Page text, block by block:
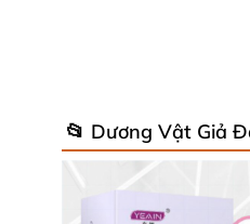
Chống nước :
Trọng lượng :
📂 Dương Vật Giả